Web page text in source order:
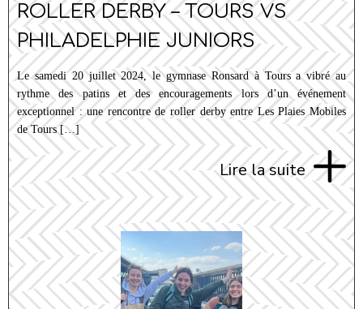
ROLLER DERBY – TOURS VS
PHILADELPHIE JUNIORS
Le samedi 20 juillet 2024, le gymnase Ronsard à Tours a vibré au
rythme des patins et des encouragements lors d’un événement
exceptionnel : une rencontre de roller derby entre Les Plaies Mobiles
de Tours […]
Lire la suite